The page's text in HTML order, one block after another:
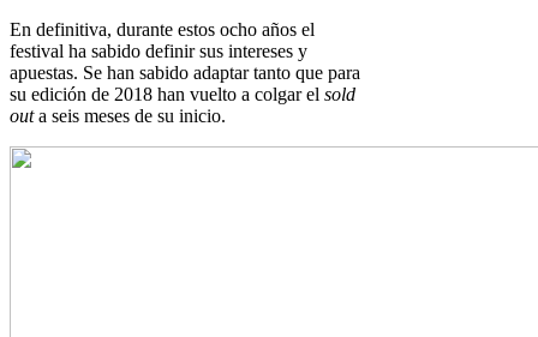
En definitiva, durante estos ocho años el
festival ha sabido definir sus intereses y
apuestas. Se han sabido adaptar tanto que para
su edición de 2018 han vuelto a colgar el sold
outa seis meses de su inicio.